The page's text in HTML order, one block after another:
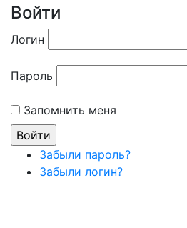
Войти
Логин
Пароль
Запомнить меня
Забыли пароль?
Забыли логин?